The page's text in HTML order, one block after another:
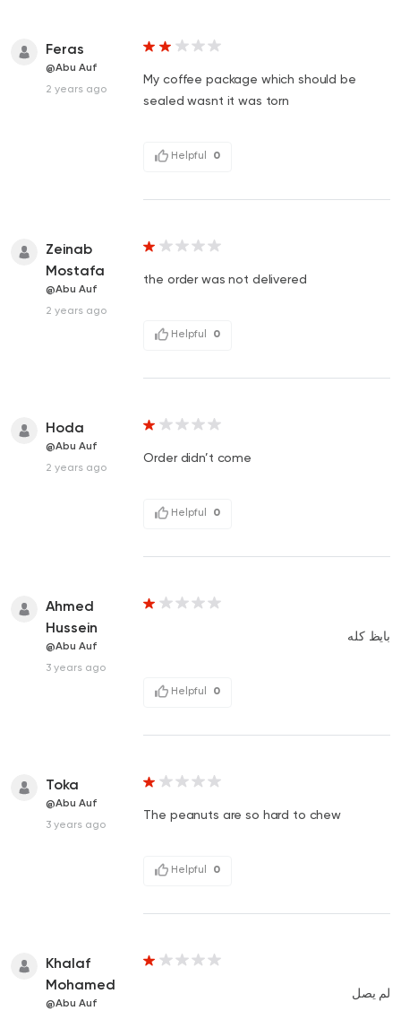
Feras
@Abu Auf
2 years ago
My coffee package which should be
sealed wasnt it was torn
Helpful 0
Zeinab
Mostafa
@Abu Auf
2 years ago
the order was not delivered
Helpful 0
Hoda
@Abu Auf
2 years ago
Order didn’t come
Helpful 0
Ahmed
Hussein
@Abu Auf
3 years ago
بايظ كله
Helpful 0
Toka
@Abu Auf
3 years ago
The peanuts are so hard to chew
Helpful 0
Khalaf
Mohamed
@Abu Auf
لم يصل